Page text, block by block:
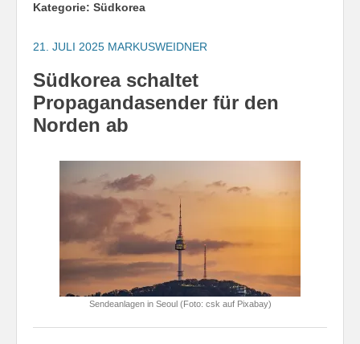
Kategorie: Südkorea
21. JULI 2025 MARKUSWEIDNER
Südkorea schaltet
Propagandasender für den
Norden ab
Sendeanlagen in Seoul (Foto: csk auf Pixabay)